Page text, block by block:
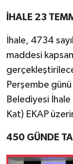
İHALE 23
İhale, 4734
maddesi
Perşembe
Belediyesi
Kat) EKAP
450 GÜNDE